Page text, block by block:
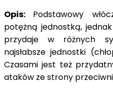
Opis: Podstawowy
potężną jednostką,
przydaje w różnych
najsłabsze jednostki
Czasami jest też
ataków ze strony